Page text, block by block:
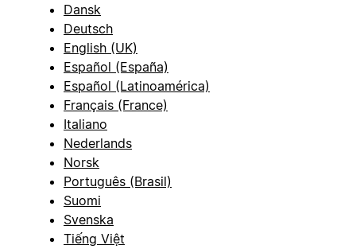
Dansk
Deutsch
English (UK)
Español (España)
Español (Latinoamérica)
Français (France)
Italiano
Nederlands
Norsk
Português (Brasil)
Suomi
Svenska
Tiếng Việt